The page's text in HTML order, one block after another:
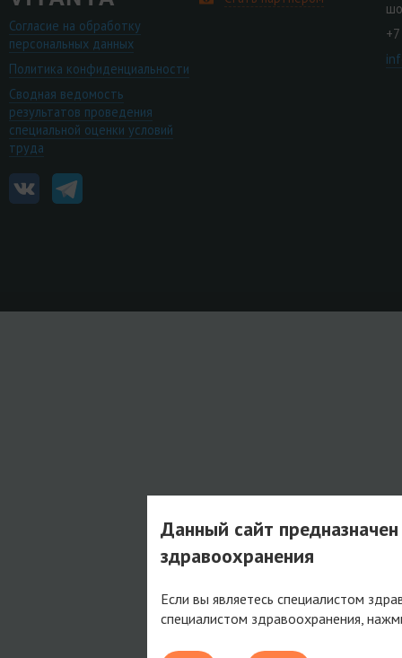
Согласие на обработку
персональных данных
Политика конфиденциальности
Сводная ведомость
результатов проведения
специальной оценки условий
труда
Данный сайт
здравоохранения
Если вы являетесь специалистом
специалистом здравоохранения,